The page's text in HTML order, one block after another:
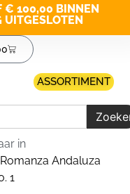
€ 100,00 BINNEN
UITGESLOTEN
ASSORTIMENT
in
Andaluza
1